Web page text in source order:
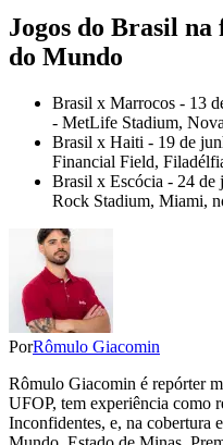
Jogos do Brasil na
do Mundo
Brasil x Marrocos - 13
- MetLife Stadium,
Brasil x Haiti - 19 de
Financial Field,
Brasil x Escócia - 24 de
Rock Stadium, Miami,
PorRômulo Giacomin
Rômulo Giacomin é repórter
UFOP, tem experiência como
Inconfidentes, e, na cobertura